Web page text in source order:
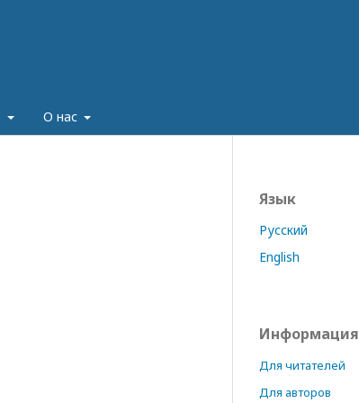
О нас
Язык
Русский
English
Информация
Для читателей
Для авторов